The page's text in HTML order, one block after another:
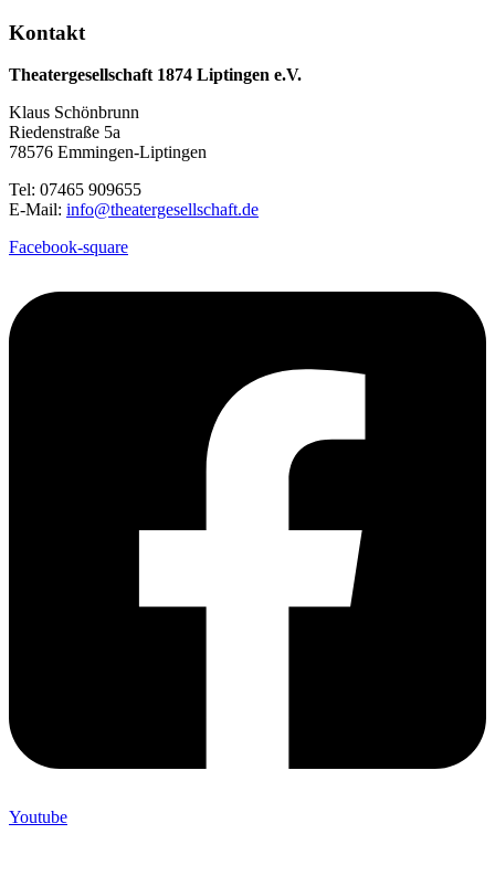
Kontakt
Theatergesellschaft 1874 Liptingen e.V.
Klaus Schönbrunn
Riedenstraße 5a
78576 Emmingen-Liptingen
Tel: 07465 909655
E-Mail: info@theatergesellschaft.de
Facebook-square
Youtube